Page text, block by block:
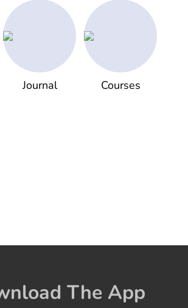
Journal Courses
The App